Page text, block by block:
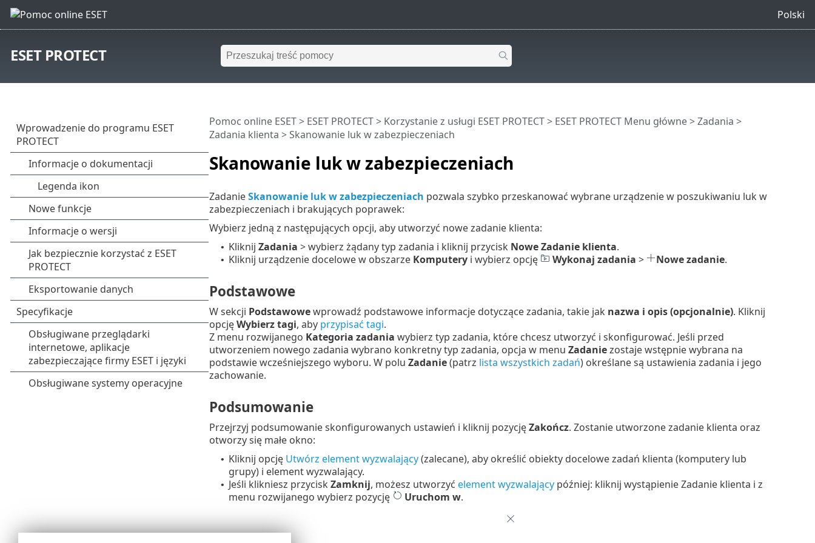
Polski
ESET PROTECT
Skanowanie luk w zabezpieczeniach
Pomoc online ESET> ESET PROTECT> Korzystanie z usługi ESET PROTECT> ESET PROTECT Menu główne>Zadania >
Zadania klienta > Skanowanie luk w zabezpieczeniach
ZadanieSkanowanie luk w zabezpieczeniach pozwala szybko przeskanować wybrane urządzenie w poszukiwaniu luk w
zabezpieczeniach i brakujących poprawek:
Wybierz jedną z następujących opcji, aby utworzyć nowe zadanie klienta:
• Kliknij Zadania > wybierz żądany typ zadania i kliknij przycisk Nowe Zadanie klienta.
• Kliknij urządzenie docelowe w obszarze Komputeryi wybierz opcję Wykonaj zadania > Nowe zadanie.
Podstawowe
W sekcji Podstawowewprowadź podstawowe informacje dotyczące zadania, takie jak nazwa i opis (opcjonalnie). Kliknij
opcjęWybierz tagi, aby przypisać tagi.
Z menu rozwijanego Kategoria zadania wybierz typ zadania, które chcesz utworzyć i skonfigurować. Jeśli przed
utworzeniem nowego zadania wybrano konkretny typ zadania, opcja w menu Zadaniezostaje wstępnie wybrana na
podstawie wcześniejszego wyboru. W polu Zadanie(patrz lista wszystkich zadań) określane są ustawienia zadania i jego
zachowanie.
Podsumowanie
Przejrzyj podsumowanie skonfigurowanych ustawień i kliknij pozycjęZakończ. Zostanie utworzone zadanie klienta oraz
otworzy się małe okno:
• Kliknij opcję Utwórz element wyzwalający(zalecane), aby określić obiekty docelowe zadań klienta (komputery lub
grupy) i element wyzwalający.
• Jeśli klikniesz przycisk Zamknij, możesz utworzyć element wyzwalającypóźniej: kliknij wystąpienie Zadanie klienta i z
menu rozwijanego wybierz pozycję
Uruchom w.